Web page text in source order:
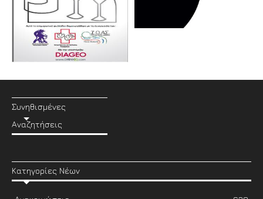
Συνηθισμένες
Αναζητήσεις
Κατηγορίες Νέων